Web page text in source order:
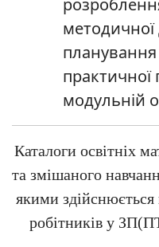
методичної
практичної
модульній
Каталоги освітніх
та змішаного
якими здійснюється
робітників у